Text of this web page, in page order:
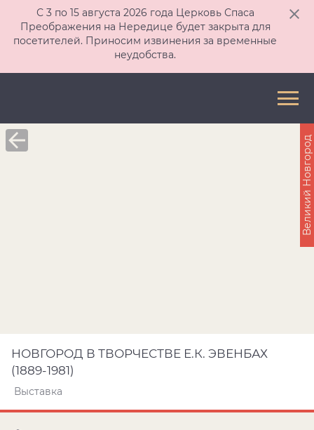
С 3 по 15 августа 2026 года Церковь Спаса
Преображения на Нередице будет закрыта для
посетителей. Приносим извинения за временные
неудобства.
НОВГОРОД В ТВОРЧЕСТВЕ Е.К. ЭВЕНБАХ
(1889-1981)
Выставка
Великий Новгород